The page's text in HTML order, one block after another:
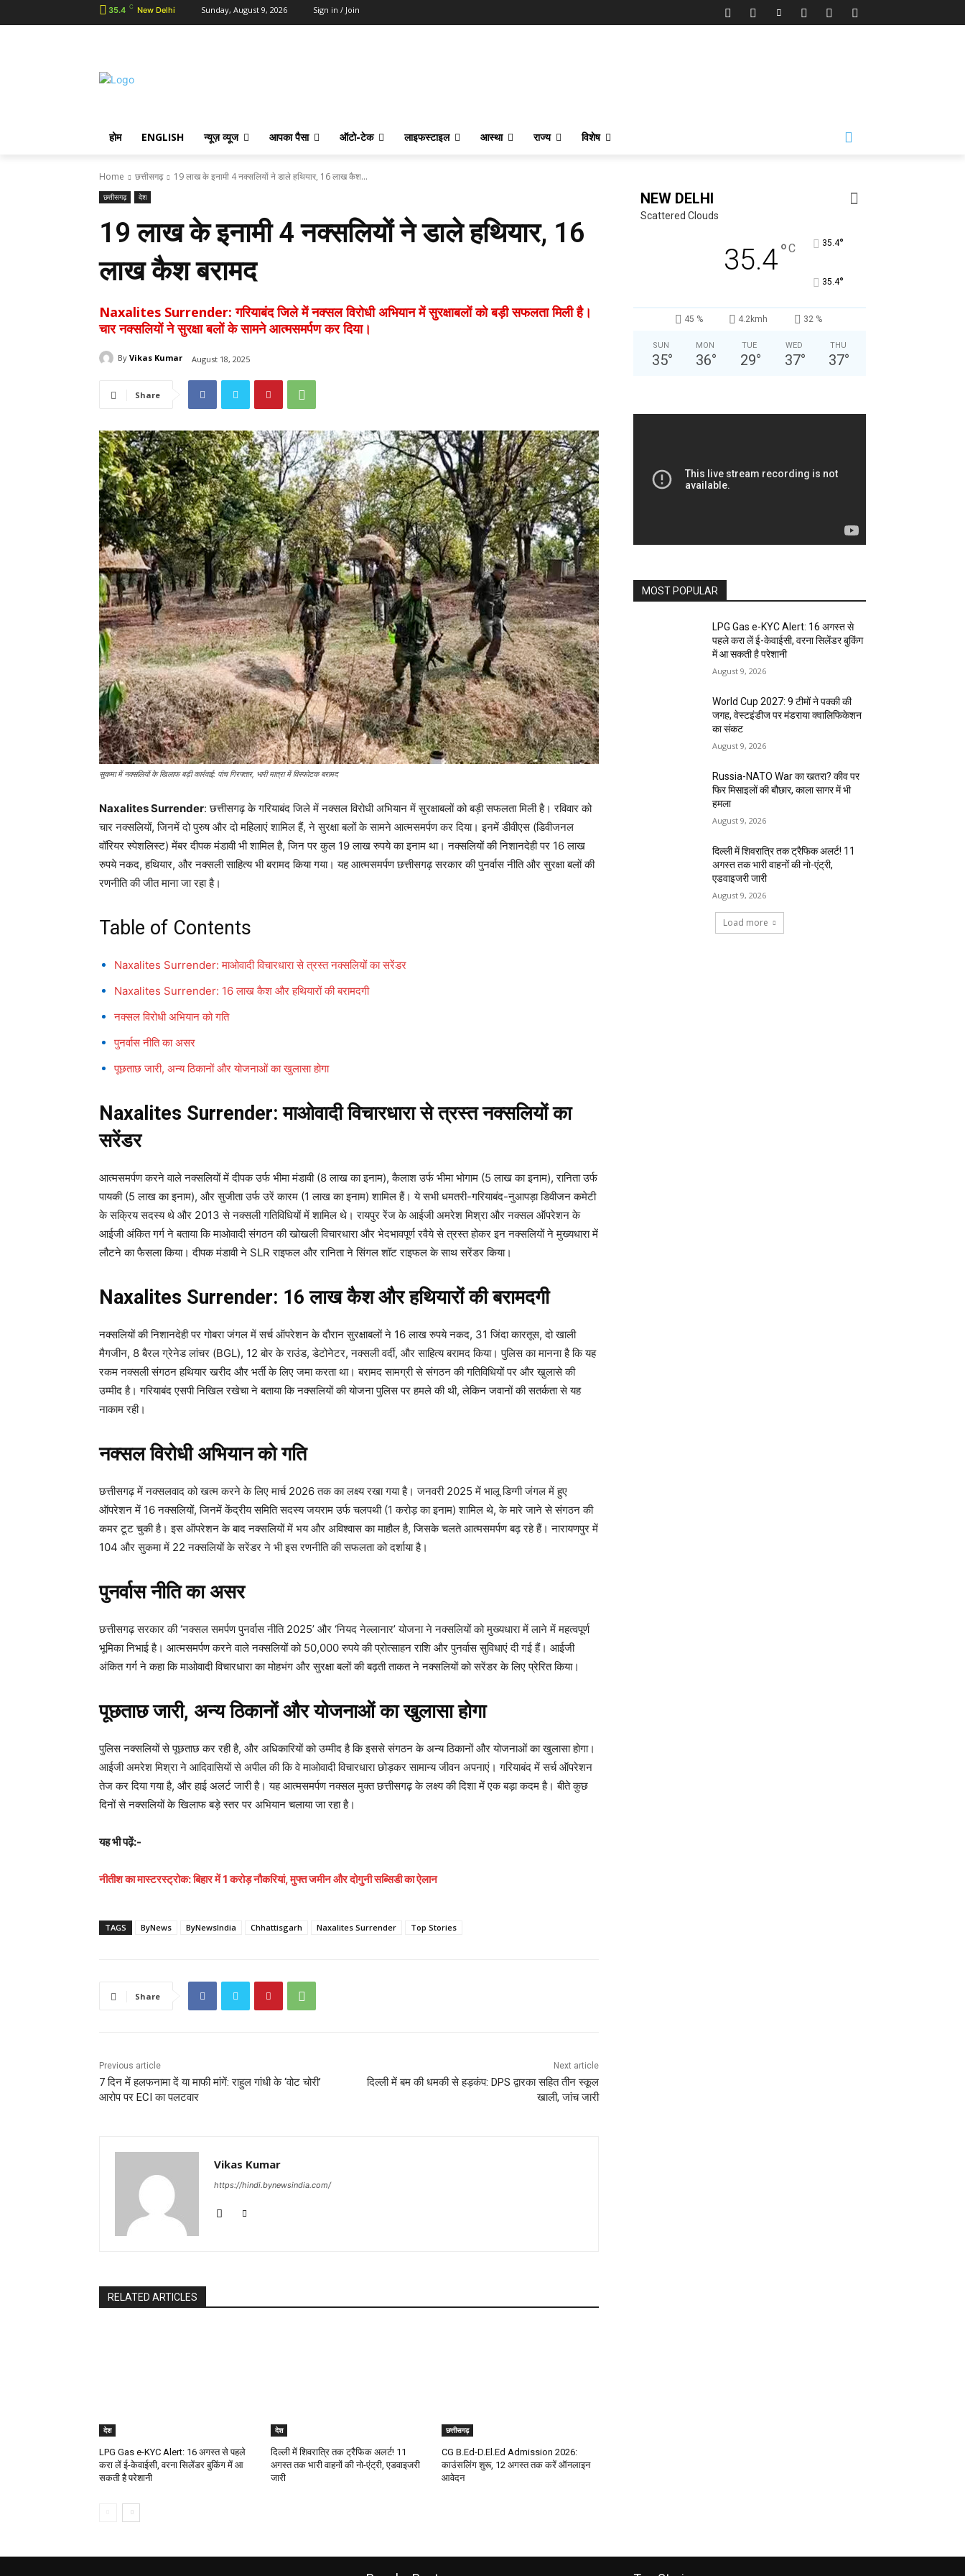
35.4 C New Delhi Sunday, August 9, 2026 Sign in / Join
होम ENGLISH न्यूज़ व्यूज आपका पैसा ऑटो-टेक लाइफस्टाइल आस्था राज्य विशेष
Home छत्तीसगढ़ 19 लाख के इनामी 4 नक्सलियों ने डाले हथियार, 16 लाख कैश...
छत्तीसगढ़ देश
19 लाख के इनामी 4 नक्सलियों ने डाले हथियार, 16
लाख कैश बरामद
Naxalites Surrender: गरियाबंद जिले में नक्सल विरोधी अभियान में सुरक्षाबलों को बड़ी सफलता मिली है।
चार नक्सलियों ने सुरक्षा बलों के सामने आत्मसमर्पण कर दिया।
By Vikas Kumar August 18, 2025
Share
सुकमा में नक्सलियों के खिलाफ बड़ी कार्रवाई: पांच गिरफ्तार, भारी मात्रा में विस्फोटक बरामद
Naxalites Surrender: छत्तीसगढ़ के गरियाबंद जिले में नक्सल विरोधी अभियान में सुरक्षाबलों को बड़ी सफलता मिली है। रविवार को
चार नक्सलियों, जिनमें दो पुरुष और दो महिलाएं शामिल हैं, ने सुरक्षा बलों के सामने आत्मसमर्पण कर दिया। इनमें डीवीएस (डिवीजनल
वॉरियर स्पेशलिस्ट) मेंबर दीपक मंडावी भी शामिल है, जिन पर कुल 19 लाख रुपये का इनाम था। नक्सलियों की निशानदेही पर 16 लाख
रुपये नकद, हथियार, और नक्सली साहित्य भी बरामद किया गया। यह आत्मसमर्पण छत्तीसगढ़ सरकार की पुनर्वास नीति और सुरक्षा बलों की
रणनीति की जीत माना जा रहा है।
Table of Contents
Naxalites Surrender: माओवादी विचारधारा से त्रस्त नक्सलियों का सरेंडर
Naxalites Surrender: 16 लाख कैश और हथियारों की बरामदगी
नक्सल विरोधी अभियान को गति
पुनर्वास नीति का असर
पूछताछ जारी, अन्य ठिकानों और योजनाओं का खुलासा होगा
Naxalites Surrender: माओवादी विचारधारा से त्रस्त नक्सलियों का
सरेंडर
आत्मसमर्पण करने वाले नक्सलियों में दीपक उर्फ भीमा मंडावी (8 लाख का इनाम), कैलाश उर्फ भीमा भोगाम (5 लाख का इनाम), रानिता उर्फ
पायकी (5 लाख का इनाम), और सुजीता उर्फ उरें कारम (1 लाख का इनाम) शामिल हैं। ये सभी धमतरी-गरियाबंद-नुआपड़ा डिवीजन कमेटी
के सक्रिय सदस्य थे और 2013 से नक्सली गतिविधियों में शामिल थे। रायपुर रेंज के आईजी अमरेश मिश्रा और नक्सल ऑपरेशन के
आईजी अंकित गर्ग ने बताया कि माओवादी संगठन की खोखली विचारधारा और भेदभावपूर्ण रवैये से त्रस्त होकर इन नक्सलियों ने मुख्यधारा में
लौटने का फैसला किया। दीपक मंडावी ने SLR राइफल और रानिता ने सिंगल शॉट राइफल के साथ सरेंडर किया।
Naxalites Surrender: 16 लाख कैश और हथियारों की बरामदगी
नक्सलियों की निशानदेही पर गोबरा जंगल में सर्च ऑपरेशन के दौरान सुरक्षाबलों ने 16 लाख रुपये नकद, 31 जिंदा कारतूस, दो खाली
मैगजीन, 8 बैरल ग्रेनेड लांचर (BGL), 12 बोर के राउंड, डेटोनेटर, नक्सली वर्दी, और साहित्य बरामद किया। पुलिस का मानना है कि यह
रकम नक्सली संगठन हथियार खरीद और भर्ती के लिए जमा करता था। बरामद सामग्री से संगठन की गतिविधियों पर और खुलासे की
उम्मीद है। गरियाबंद एसपी निखिल रखेचा ने बताया कि नक्सलियों की योजना पुलिस पर हमले की थी, लेकिन जवानों की सतर्कता से यह
नाकाम रही।
नक्सल विरोधी अभियान को गति
छत्तीसगढ़ में नक्सलवाद को खत्म करने के लिए मार्च 2026 तक का लक्ष्य रखा गया है। जनवरी 2025 में भालू डिग्गी जंगल में हुए
ऑपरेशन में 16 नक्सलियों, जिनमें केंद्रीय समिति सदस्य जयराम उर्फ चलपथी (1 करोड़ का इनाम) शामिल थे, के मारे जाने से संगठन की
कमर टूट चुकी है। इस ऑपरेशन के बाद नक्सलियों में भय और अविश्वास का माहौल है, जिसके चलते आत्मसमर्पण बढ़ रहे हैं। नारायणपुर में
104 और सुकमा में 22 नक्सलियों के सरेंडर ने भी इस रणनीति की सफलता को दर्शाया है।
पुनर्वास नीति का असर
छत्तीसगढ़ सरकार की ‘नक्सल समर्पण पुनर्वास नीति 2025’ और ‘नियद नेल्लानार’ योजना ने नक्सलियों को मुख्यधारा में लाने में महत्वपूर्ण
भूमिका निभाई है। आत्मसमर्पण करने वाले नक्सलियों को 50,000 रुपये की प्रोत्साहन राशि और पुनर्वास सुविधाएं दी गई हैं। आईजी
अंकित गर्ग ने कहा कि माओवादी विचारधारा का मोहभंग और सुरक्षा बलों की बढ़ती ताकत ने नक्सलियों को सरेंडर के लिए प्रेरित किया।
पूछताछ जारी, अन्य ठिकानों और योजनाओं का खुलासा होगा
पुलिस नक्सलियों से पूछताछ कर रही है, और अधिकारियों को उम्मीद है कि इससे संगठन के अन्य ठिकानों और योजनाओं का खुलासा होगा।
आईजी अमरेश मिश्रा ने आदिवासियों से अपील की कि वे माओवादी विचारधारा छोड़कर सामान्य जीवन अपनाएं। गरियाबंद में सर्च ऑपरेशन
तेज कर दिया गया है, और हाई अलर्ट जारी है। यह आत्मसमर्पण नक्सल मुक्त छत्तीसगढ़ के लक्ष्य की दिशा में एक बड़ा कदम है। बीते कुछ
दिनों से नक्सलियों के खिलाफ बड़े स्तर पर अभियान चलाया जा रहा है।
यह भी पढ़ें:-
नीतीश का मास्टरस्ट्रोक: बिहार में 1 करोड़ नौकरियां, मुफ्त जमीन और दोगुनी सब्सिडी का ऐलान
TAGS ByNews ByNewsIndia Chhattisgarh Naxalites Surrender Top Stories
Share
Previous article
7 दिन में हलफनामा दें या माफी मांगें: राहुल गांधी के ‘वोट चोरी’
आरोप पर ECI का पलटवार
Next article
दिल्ली में बम की धमकी से हड़कंप: DPS द्वारका सहित तीन स्कूल
खाली, जांच जारी
Vikas Kumar
https://hindi.bynewsindia.com/
RELATED ARTICLES
देश
LPG Gas e-KYC Alert: 16 अगस्त से पहले
करा लें ई-केवाईसी, वरना सिलेंडर बुकिंग में आ
सकती है परेशानी
देश
दिल्ली में शिवरात्रि तक ट्रैफिक अलर्ट! 11
अगस्त तक भारी वाहनों की नो-एंट्री, एडवाइजरी
जारी
छत्तीसगढ़
CG B.Ed-D.El.Ed Admission 2026:
काउंसलिंग शुरू, 12 अगस्त तक करें ऑनलाइन
आवेदन
NEW DELHI
Scattered Clouds
35.4°C 35.4°
35.4°
45 % 4.2kmh 32 %
SUN
35°
MON
36°
TUE
29°
WED
37°
THU
37°
MOST POPULAR
LPG Gas e-KYC Alert: 16 अगस्त से
पहले करा लें ई-केवाईसी, वरना सिलेंडर बुकिंग
में आ सकती है परेशानी
August 9, 2026
World Cup 2027: 9 टीमों ने पक्की की
जगह, वेस्टइंडीज पर मंडराया क्वालिफिकेशन
का संकट
August 9, 2026
Russia-NATO War का खतरा? कीव पर
फिर मिसाइलों की बौछार, काला सागर में भी
हमला
August 9, 2026
दिल्ली में शिवरात्रि तक ट्रैफिक अलर्ट! 11
अगस्त तक भारी वाहनों की नो-एंट्री,
एडवाइजरी जारी
August 9, 2026
Load more